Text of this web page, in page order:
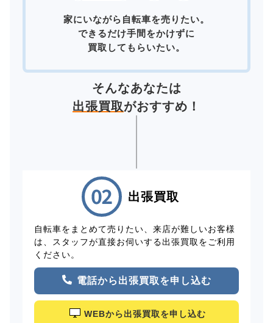
家にいながら自転車を売りたい。
できるだけ手間をかけずに
買取してもらいたい。
そんなあなたは
出張買取がおすすめ！
出張買取
自転車をまとめて売りたい、来店が難しいお客様
は、スタッフが直接お伺いする出張買取をご利用
ください。
電話から出張買取を申し込む
WEBから出張買取を申し込む